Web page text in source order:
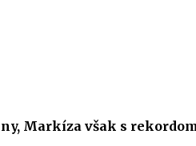
Markíza však s